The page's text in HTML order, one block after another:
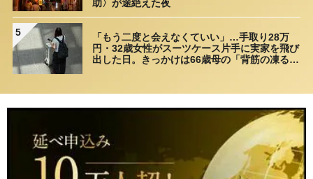
助〉が途絶えた夜
5
「もう二度と会えなくていい」…手取り28万
円・32歳女性がスーツケース片手に実家を飛び
出した日。きっかけは66歳母の「背筋の凍る一